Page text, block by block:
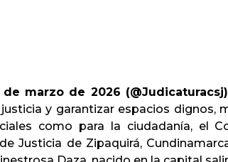
marzo de 2026
y garantizar espacios dignos,
como para la ciudadanía, el
Justicia de Zipaquirá,